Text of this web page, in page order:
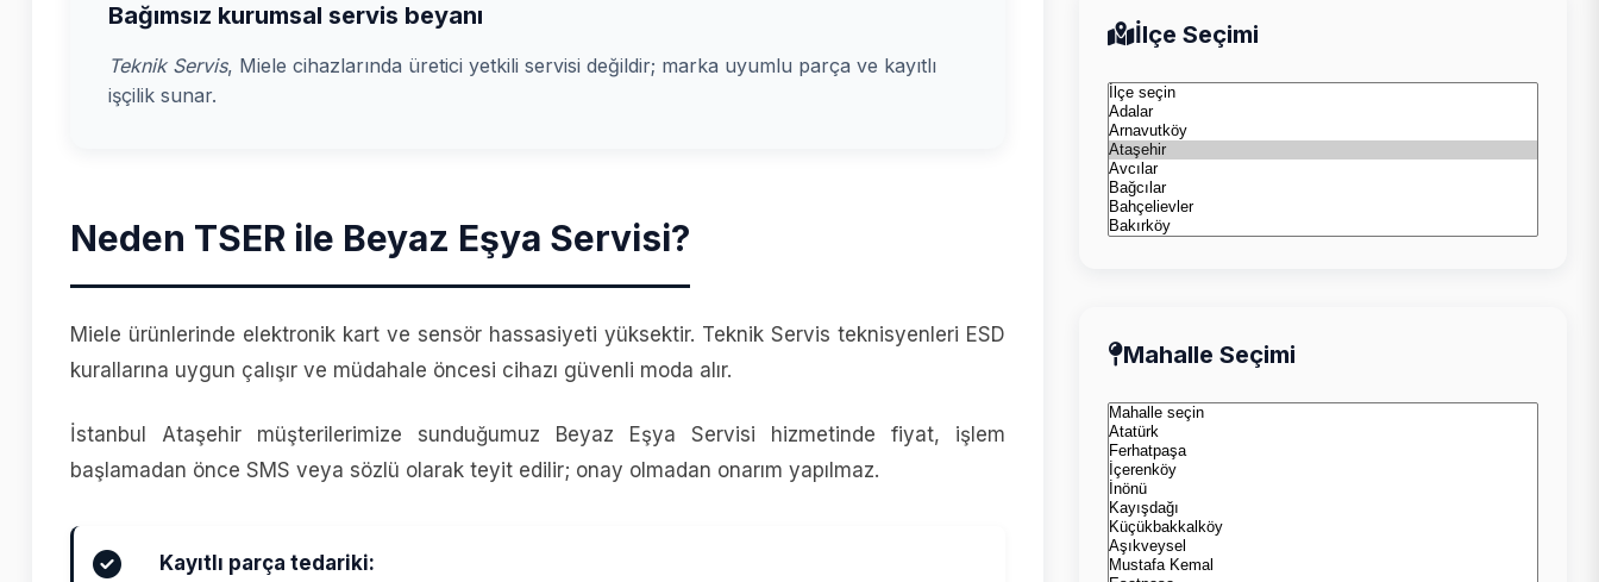
Bağımsız kurumsal servis beyanı
Teknik Servis, Miele cihazlarında üretici yetkili servisi değildir; marka uyumlu parça ve kayıtlı
işçilik sunar.
Neden TSER ile Beyaz Eşya Servisi?
Miele ürünlerinde elektronik kart ve sensör hassasiyeti yüksektir. Teknik Servis teknisyenleri ESD
kurallarına uygun çalışır ve müdahale öncesi cihazı güvenli moda alır.
İstanbul Ataşehir müşterilerimize sunduğumuz Beyaz Eşya Servisi hizmetinde fiyat, işlem
başlamadan önce SMS veya sözlü olarak teyit edilir; onay olmadan onarım yapılmaz.
Kayıtlı parça tedariki:
İlçe Seçimi
Mahalle Seçimi